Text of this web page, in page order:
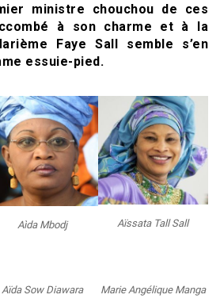
ministre chouchou de ces
à son charme et à la
Faye Sall semble s’en
essuie-pied.
Aìda Mbodj Aïssata Tall Sall
Aïda Sow Diawara Marie Angélique Manga